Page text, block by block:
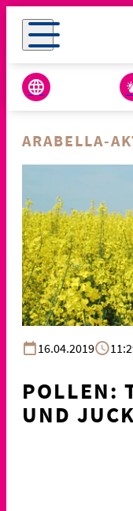
ARABELLA-
16.04.2019
POLLEN:
UND